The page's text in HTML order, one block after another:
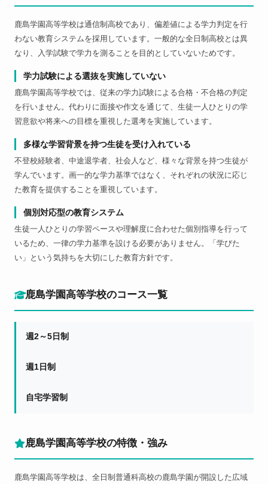
鹿島学園高等学校は通信制高校であり、偏差値による学力判定を行
わない教育システムを採用しています。一般的な全日制高校とは異
なり、入学試験で学力を測ることを目的としていないためです。
学力試験による選抜を実施していない
鹿島学園高等学校では、従来の学力試験による合格・不合格の判定
を行いません。代わりに面接や作文を通じて、生徒一人ひとりの学
習意欲や将来への目標を重視した選考を実施しています。
多様な学習背景を持つ生徒を受け入れている
不登校経験者、中途退学者、社会人など、様々な背景を持つ生徒が
学んでいます。画一的な学力基準ではなく、それぞれの状況に応じ
た教育を提供することを重視しています。
個別対応型の教育システム
生徒一人ひとりの学習ペースや理解度に合わせた個別指導を行って
いるため、一律の学力基準を設ける必要がありません。「学びた
い」という気持ちを大切にした教育方針です。
鹿島学園高等学校のコース一覧
週2～5日制
週1日制
自宅学習制
鹿島学園高等学校の特徴・強み
鹿島学園高等学校は、全日制普通科高校の鹿島学園が開設した広域